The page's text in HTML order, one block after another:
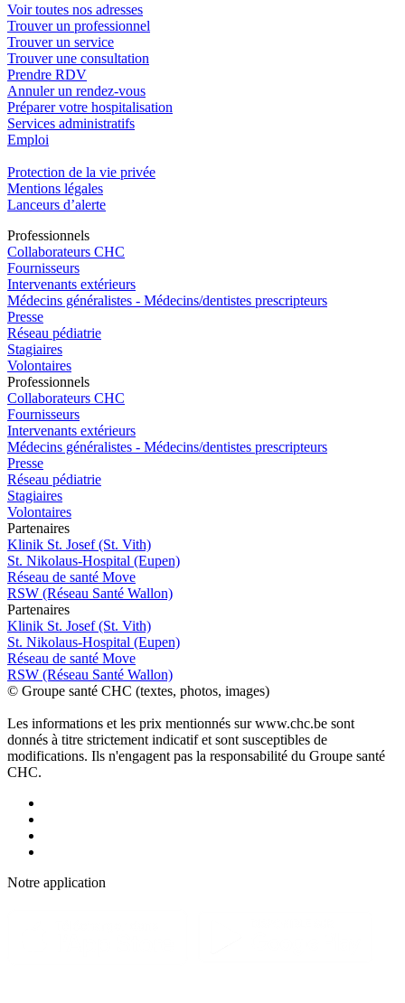
Voir toutes nos adresses
Trouver un professionnel
Trouver un service
Trouver une consultation
Prendre RDV
Annuler un rendez-vous
Préparer votre hospitalisation
Services administratifs
Emploi​
Protection de la vie privée
Mentions légales
Lanceurs d’alerte
Professionnels
Collaborateurs CHC
Fournisseurs
Intervenants extérieurs
Médecins généralistes - Médecins/dentistes prescripteurs
Presse
Réseau pédiatrie
Stagiaires
Volontaires
Professionnels
Collaborateurs CHC
Fournisseurs
Intervenants extérieurs
Médecins généralistes - Médecins/dentistes prescripteurs
Presse
Réseau pédiatrie
Stagiaires
Volontaires
Partenaires
Klinik St. Josef (St. Vith)
St. Nikolaus-Hospital (Eupen)
Réseau de santé Move
RSW (Réseau Santé Wallon)
Partenaires
Klinik St. Josef (St. Vith)
St. Nikolaus-Hospital (Eupen)
Réseau de santé Move
RSW (Réseau Santé Wallon)
© Groupe santé CHC (textes, photos, images)
Les informations et les prix mentionnés sur www.chc.be sont
donnés à titre strictement indicatif et sont susceptibles de
modifications. Ils n'engagent pas la responsabilité du Groupe santé
CHC.
Notre application